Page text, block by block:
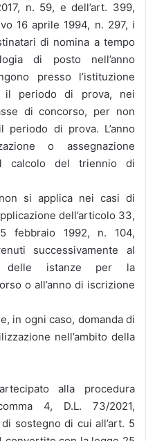
n. 59, e dell’art. 399,
16 aprile 1994, n. 297, i
di nomina a tempo
di posto nell’anno
presso l’istituzione
il periodo di prova, nei
di concorso, per non
di prova. L’anno
o assegnazione
calcolo del triennio di
si applica nei casi di
dell’articolo 33,
febbraio 1992, n. 104,
successivamente al
delle istanze per la
o all’anno di iscrizione
in ogni caso, domanda di
nell’ambito della
alla procedura
4, D.L. 73/2021,
sostegno di cui all’art. 5